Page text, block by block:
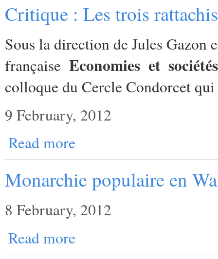
Critique : Les trois
Sous la direction de Jules Gazon
française Economies et sociétés
colloque du Cercle Condorcet
9 February, 2012
Read more
Monarchie populaire en
8 February, 2012
Read more